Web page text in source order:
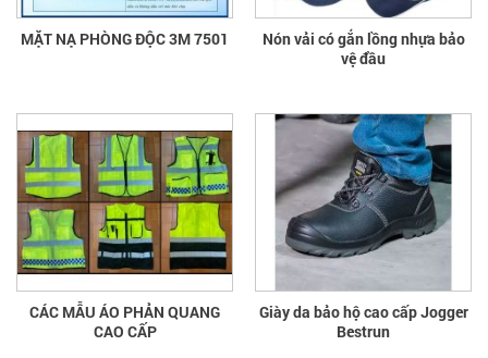
MẶT NẠ PHÒNG ĐỘC 3M 7501
Nón vải có gắn lồng nhựa bảo
vệ đầu
CÁC MẪU ÁO PHẢN QUANG
CAO CẤP
Giày da bảo hộ cao cấp Jogger
Bestrun